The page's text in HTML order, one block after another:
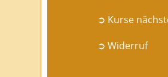
➲ Kurse
➲ Widerruf